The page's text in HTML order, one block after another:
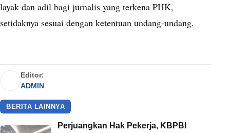
layak dan adil bagi jurnalis yang terkena PHK,
setidaknya sesuai dengan ketentuan undang-undang.
Editor:
ADMIN
BERITA LAINNYA
Perjuangkan Hak Pekerja, KBPBI